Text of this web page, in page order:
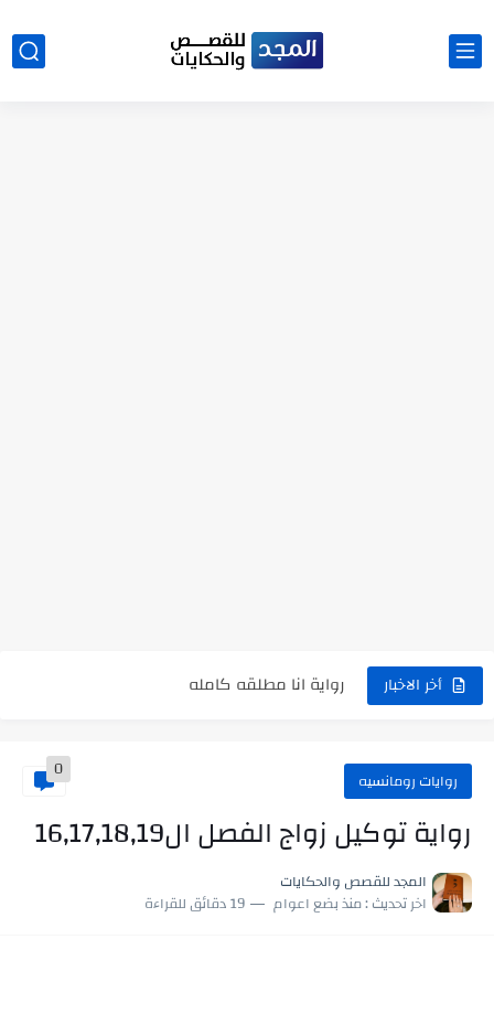
أخر الاخبار
رواية رجعت من السفر فجأه كامله
سر شراب ابني كامله
أجمل طريقة لإهداء دعاء مميز لمن تحب في ثوانٍ
روايات رومانسيه 0
رواية توكيل زواج الفصل ال16,17,18,19
المجد للقصص والحكايات
اخر تحديث :منذ بضع اعوام 19 دقائق للقراءة